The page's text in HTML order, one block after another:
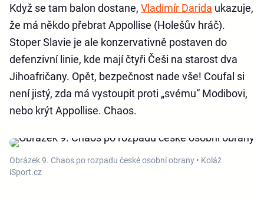
Když se tam balon dostane, Vladimír Darida ukazuje,
že má někdo přebrat Appollise (Holešův hráč).
Stoper Slavie je ale konzervativně postaven do
defenzivní linie, kde mají čtyři Češi na starost dva
Jihoafričany. Opět, bezpečnost nade vše! Coufal si
není jistý, zda má vystoupit proti „svému“ Modibovi,
nebo krýt Appollise. Chaos.
Obrázek 9. Chaos po rozpadu české osobní obrany • Koláž
iSport.cz